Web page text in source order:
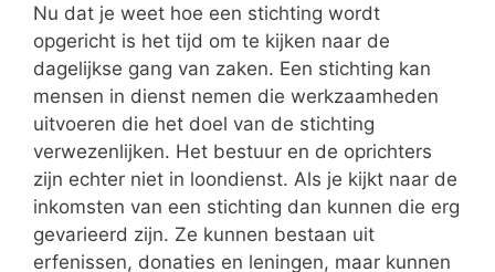
Nu dat je weet hoe een stichting wordt
opgericht is het tijd om te kijken naar de
dagelijkse gang van zaken. Een stichting kan
mensen in dienst nemen die werkzaamheden
uitvoeren die het doel van de stichting
verwezenlijken. Het bestuur en de oprichters
zijn echter niet in loondienst. Als je kijkt naar de
inkomsten van een stichting dan kunnen die erg
gevarieerd zijn. Ze kunnen bestaan uit
erfenissen, donaties en leningen, maar kunnen